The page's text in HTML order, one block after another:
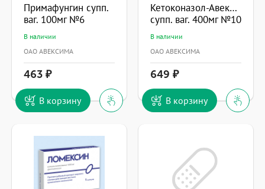
Примафунгин супп.
ваг. 100мг №6
В наличии
ОАО АВЕКСИМА
463
В корзину
Кетоконазол-Авексима
супп. ваг. 400мг №10
В наличии
ОАО АВЕКСИМА
649
В корзину